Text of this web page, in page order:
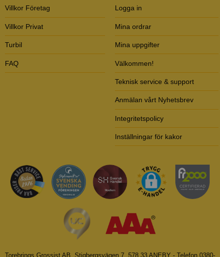
Villkor Företag
Villkor Privat
Turbil
FAQ
Logga in
Mina ordrar
Mina uppgifter
Välkommen!
Teknisk service & support
Anmälan vårt Nyhetsbrev
Integritetspolicy
Inställningar för kakor
Torebrings Grossist AB, Stigbergsvägen 7, 578 33 ANEBY - Telefon 0380-